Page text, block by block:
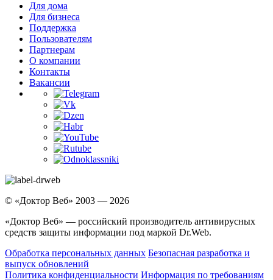
Для дома
Для бизнеса
Поддержка
Пользователям
Партнерам
О компании
Контакты
Вакансии
© «Доктор Веб» 2003 — 2026
«Доктор Веб» — российский производитель антивирусных
средств защиты информации под маркой Dr.Web.
Обработка персональных данных Безопасная разработка и
выпуск обновлений
Политика конфиденциальности Информация по требованиям